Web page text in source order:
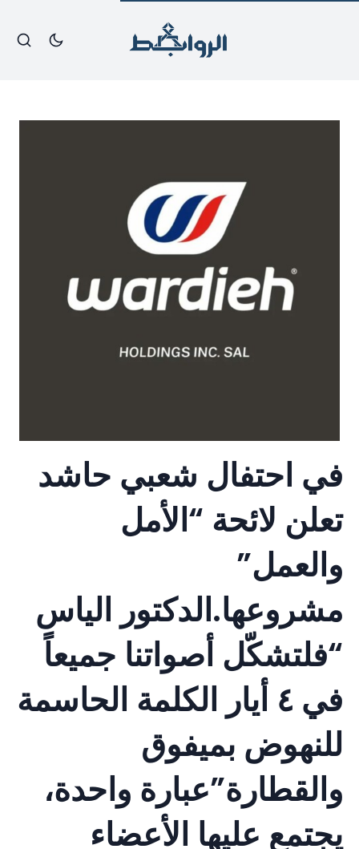
في احتفال شعبي حاشد
تعلن لائحة “الأمل
والعمل”
مشروعها.الدكتور الياس
“فلتشكّل أصواتنا جميعاً
في ٤ أيار الكلمة الحاسمة
للنهوض بميفوق
والقطارة”عبارة واحدة،
يجتمع عليها الأعضاء